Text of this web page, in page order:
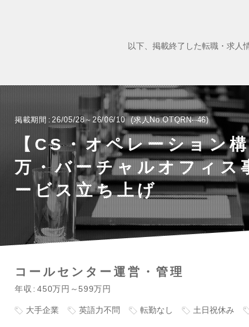
以下、掲載終了した転職・求人
掲載期間 26/05/28～26/06/10 求人No.OTQRN--46
【CS・オペレーション
万・バーチャルオフィス
ービス立ち上げ
コールセンター運営・管理
年収 450万円～599万円
大手企業 英語力不問 転勤なし 土日祝休み